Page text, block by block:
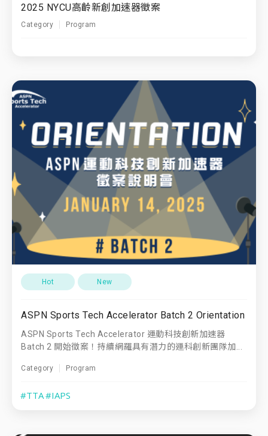
2025 NYCU高齡新創加速器徵案
Category Program
Hot New
ASPN Sports Tech Accelerator Batch 2 Orientation
ASPN Sports Tech Accelerator 運動科技創新加速器
Batch 2 開始徵案！持續網羅具有潛力的運科創新團隊加...
Category Program
#TTA#IAPS